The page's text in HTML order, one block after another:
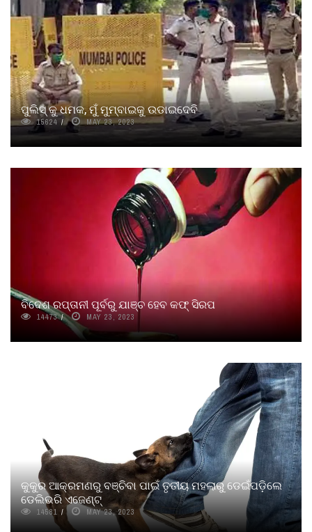
ପୁଲିସ୍ କୁ ଧମକ, ମୁଁ ମୁମ୍ବାଇକୁ ଉଡାଇଦେବି
15624 MAY 23, 2023
ବିଦେଶ ରପ୍ତାନୀ ପୂର୍ବରୁ ଯାଞ୍ଚ ହେବ କଫ୍ ସିରପ
14473 MAY 23, 2023
କୁକୁର ଆକ୍ରମଣରୁ ବଞ୍ଚିବା ପାଇଁ ତୃତୀୟ ମହଲାରୁ ଡେଇଁପଡ଼ିଲେ
ଡେଲିଭରି ଏଜେଣ୍ଟ୍‌
14581 MAY 23, 2023